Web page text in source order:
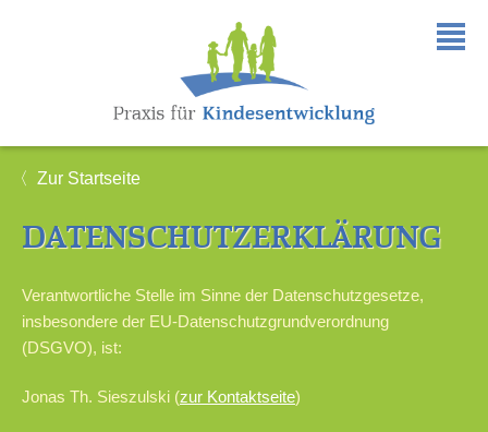
〈 Zur Startseite
DATENSCHUTZERKLÄRUNG
Verantwortliche Stelle im Sinne der Datenschutzgesetze,
insbesondere der EU-Datenschutzgrundverordnung
(DSGVO), ist:
Jonas Th. Sieszulski (zur Kontaktseite)